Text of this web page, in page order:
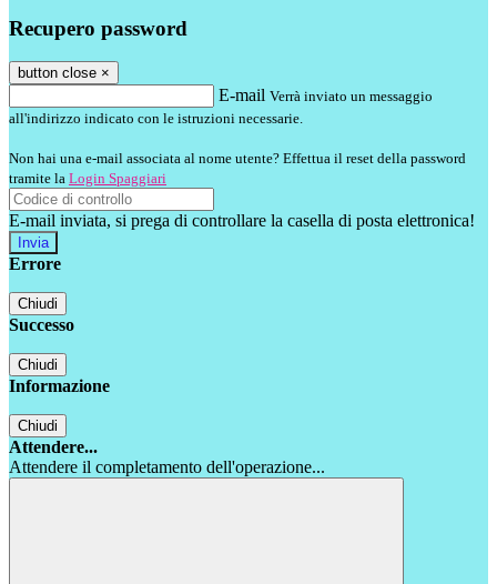
Recupero password
button close ×
E-mail Verrà inviato un messaggio
all'indirizzo indicato con le istruzioni necessarie.
Non hai una e-mail associata al nome utente? Effettua il reset della password
tramite la Login Spaggiari
E-mail inviata, si prega di controllare la casella di posta elettronica!
Errore
Chiudi
Successo
Chiudi
Informazione
Chiudi
Attendere...
Attendere il completamento dell'operazione...